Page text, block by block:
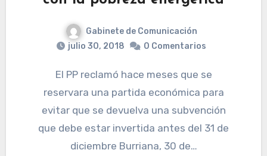
Gabinete de Comunicación
julio 30, 2018
0 Comentarios
El PP reclamó hace meses que se
reservara una partida económica para
evitar que se devuelva una subvención
que debe estar invertida antes del 31 de
diciembre Burriana, 30 de…